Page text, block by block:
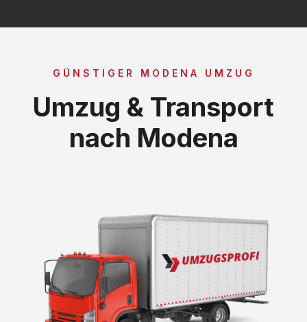
GÜNSTIGER MODENA UMZUG
Umzug & Transport
nach Modena